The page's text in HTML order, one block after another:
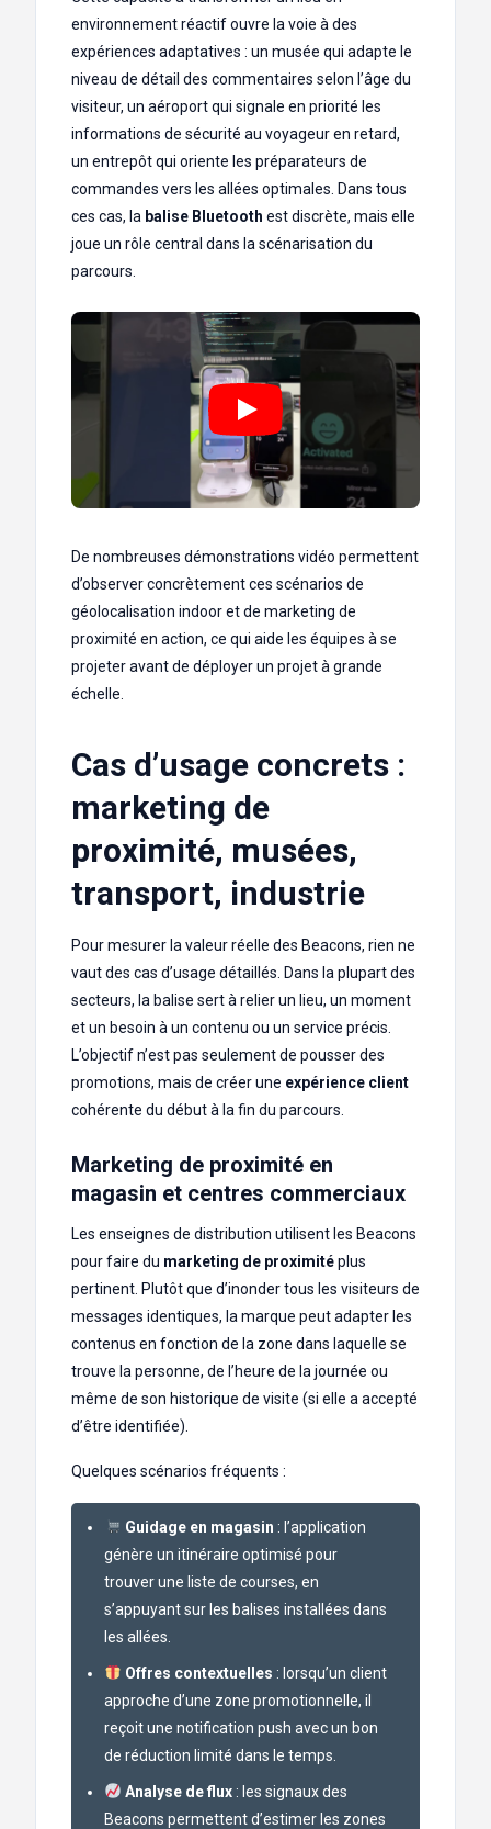
environnement réactif ouvre la voie à des
expériences adaptatives : un musée qui adapte le
niveau de détail des commentaires selon l’âge du
visiteur, un aéroport qui signale en priorité les
informations de sécurité au voyageur en retard,
un entrepôt qui oriente les préparateurs de
commandes vers les allées optimales. Dans tous
ces cas, la balise Bluetooth est discrète, mais elle
joue un rôle central dans la scénarisation du
parcours.
De nombreuses démonstrations vidéo permettent
d’observer concrètement ces scénarios de
géolocalisation indoor et de marketing de
proximité en action, ce qui aide les équipes à se
projeter avant de déployer un projet à grande
échelle.
Cas d’usage concrets :
marketing de
proximité, musées,
transport, industrie
Pour mesurer la valeur réelle des Beacons, rien ne
vaut des cas d’usage détaillés. Dans la plupart des
secteurs, la balise sert à relier un lieu, un moment
et un besoin à un contenu ou un service précis.
L’objectif n’est pas seulement de pousser des
promotions, mais de créer une expérience client
cohérente du début à la fin du parcours.
Marketing de proximité en
magasin et centres commerciaux
Les enseignes de distribution utilisent les Beacons
pour faire du marketing de proximitéplus
pertinent. Plutôt que d’inonder tous les visiteurs de
messages identiques, la marque peut adapter les
contenus en fonction de la zone dans laquelle se
trouve la personne, de l’heure de la journée ou
même de son historique de visite (si elle a accepté
d’être identifiée).
Quelques scénarios fréquents :
Guidage en magasin : l’application
génère un itinéraire optimisé pour
trouver une liste de courses, en
s’appuyant sur les balises installées dans
les allées.
Offres contextuelles : lorsqu’un client
approche d’une zone promotionnelle, il
reçoit une notification push avec un bon
de réduction limité dans le temps.
Analyse de flux: les signaux des
Beacons permettent d’estimer les zones